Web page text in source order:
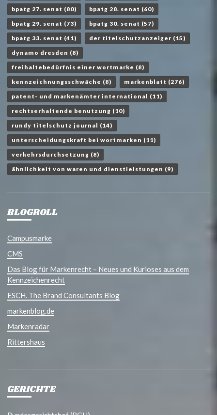
bpatg 27. senat (80) bpatg 28. senat (60)
bpatg 29. senat (73) bpatg 30. senat (57)
bpatg 33. senat (41) der titelschutzanzeiger (15)
dynamo dresden (8)
freihaltebedürfnis einer wortmarke (8)
kennzeichnungsschwäche (8) markenblatt (276)
patent- und markenämter international (11)
rechtserhaltende benutzung (10)
rundy titelschutz journal (14)
unterscheidungskraft bei wortmarken (11)
verkehrsdurchsetzung (8)
ähnlichkeit von waren und dienstleistungen (9)
BLOGROLL
Campusmarke
CMS
Das Blog für Markenrecht – Neues und Kurioses aus dem
Kennzeichenrecht
ESCH. The Brand Consultants Blog
markenblog.de
Markenradar
Rittershaus
GERICHTE